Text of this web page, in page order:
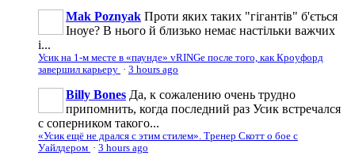
Mak Poznyak Проти яких таких "гігантів" б'ється
Іноуе? В нього й близько немає настільки важчих
і...
Усик на 1-м месте в «паунде» vRINGe после того, как Кроуфорд
завершил карьеру · 3 hours ago
Billy Bones Да, к сожалению очень трудно
припомнить, когда последний раз Усик встречался
с соперником такого...
«Усик ещё не дрался с этим стилем». Тренер Скотт о бое с
Уайлдером · 3 hours ago